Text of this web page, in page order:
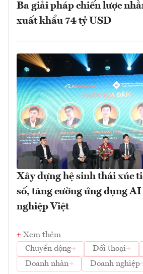
Ba giải pháp chiến lược
xuất khẩu 74 tỷ USD
Xây dựng hệ sinh thái xúc
số, tăng cường ứng dụng
nghiệp Việt
Xem thêm
Chuyển động
Đối thoại
Doanh nhân
Doanh nghiệp